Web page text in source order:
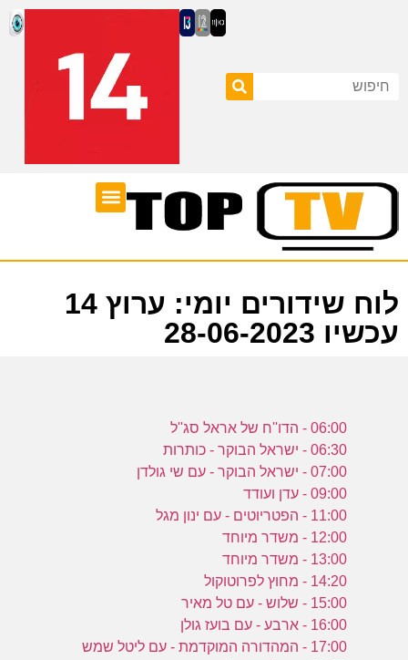
לוח שידורים יומי: ערוץ 14
עכשיו 28-06-2023
06:00 - הדו''ח של אראל סג''ל
06:30 - ישראל הבוקר - כותרות
07:00 - ישראל הבוקר - עם שי גולדן
09:00 - עדן ועודד
11:00 - הפטריוטים - עם ינון מגל
12:00 - משדר מיוחד
13:00 - משדר מיוחד
14:20 - מחוץ לפרוטוקול
15:00 - שלוש - עם טל מאיר
16:00 - ארבע - עם בועז גולן
17:00 - המהדורה המוקדמת - עם ליטל שמש